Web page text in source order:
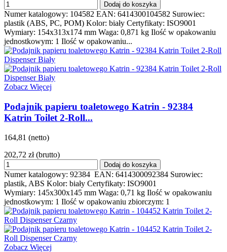
Dodaj do koszyka
Numer katalogowy: 104582 EAN: 6414300104582 Surowiec:
plastik (ABS, PC, POM) Kolor: biały Certyfikaty: ISO9001
Wymiary: 154x313x174 mm Waga: 0,871 kg Ilość w opakowaniu
jednostkowym: 1 Ilość w opakowaniu...
Zobacz Więcej
Podajnik papieru toaletowego Katrin - 92384
Katrin Toilet 2-Roll...
164,81 (netto)
202,72 zł (brutto)
Dodaj do koszyka
Numer katalogowy: 92384 EAN: 6414300092384 Surowiec:
plastik, ABS Kolor: biały Certyfikaty: ISO9001
Wymiary: 145x300x145 mm Waga: 0,71 kg Ilość w opakowaniu
jednostkowym: 1 Ilość w opakowaniu zbiorczym: 1
Zobacz Więcej